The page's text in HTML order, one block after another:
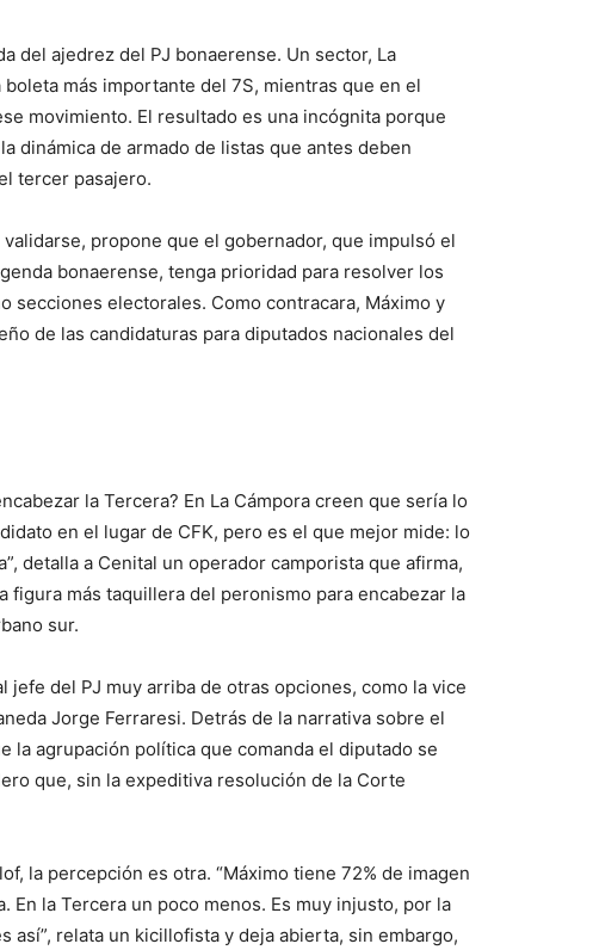
del ajedrez del PJ bonaerense. Un sector, La
más importante del 7S, mientras que en el
movimiento. El resultado es una incógnita porque
dinámica de armado de listas que antes deben
tercer pasajero.
propone que el gobernador, que impulsó el
bonaerense, tenga prioridad para resolver los
secciones electorales. Como contracara, Máximo y
de las candidaturas para diputados nacionales del
la Tercera? En La Cámpora creen que sería lo
en el lugar de CFK, pero es el que mejor mide: lo
detalla a Cenital un operador camporista que afirma,
más taquillera del peronismo para encabezar la
sur.
jefe del PJ muy arriba de otras opciones, como la vice
Jorge Ferraresi. Detrás de la narrativa sobre el
la agrupación política que comanda el diputado se
que, sin la expeditiva resolución de la Corte
la percepción es otra. “Máximo tiene 72% de imagen
En la Tercera un poco menos. Es muy injusto, por la
así”, relata un kicillofista y deja abierta, sin embargo,